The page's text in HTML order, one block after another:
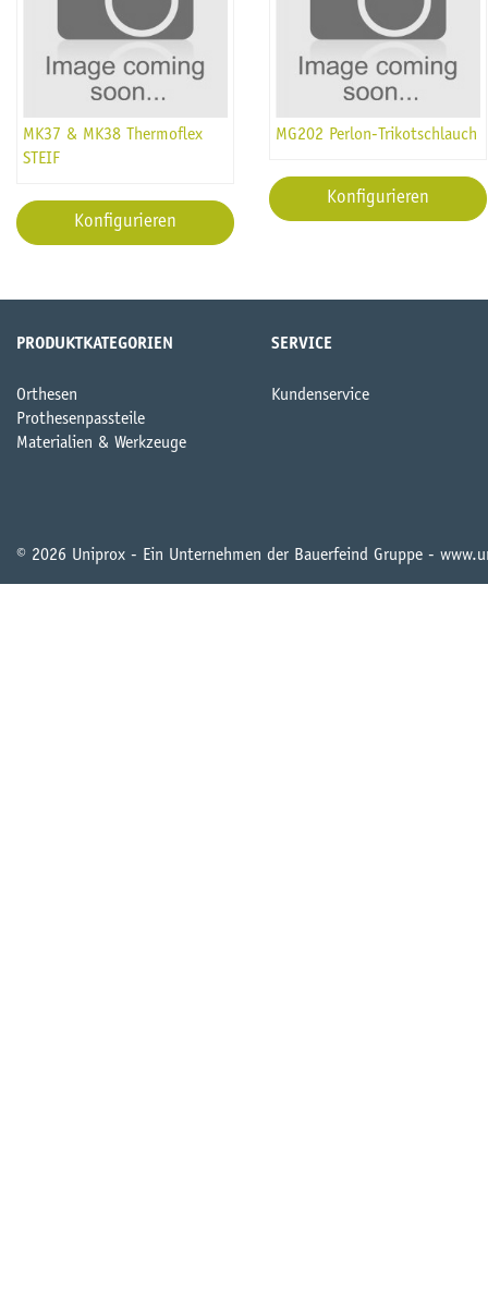
MK37 & MK38 Thermoflex
STEIF
Konfigurieren
MG202 Perlon-Trikotschlauch
Konfigurieren
PRODUKTKATEGORIEN
Orthesen
Prothesenpassteile
Materialien & Werkzeuge
SERVICE
Kundenservice
© 2026 Uniprox - Ein Unternehmen der Bauerfeind Gruppe -